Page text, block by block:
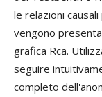
le relazioni
vengono
grafica Rca.
seguire
completo